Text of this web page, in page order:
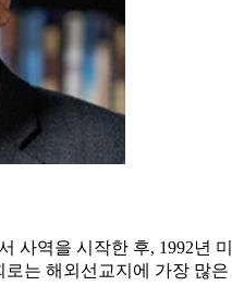
사역을 시작한 후, 1992년
로는 해외선교지에 가장 많